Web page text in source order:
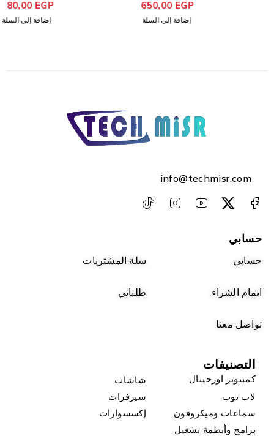
info@techmisr.com
حسابي
حسابي سلة المشتريات
اتمام الشراء طلباتي
تواصل معنا
التصنيفات
كمبيوتر اورجينال
شاشات
لاب توب
سيرفرات
سماعات وميكروفون
إكسسوارات
برامج وأنظمة تشغيل